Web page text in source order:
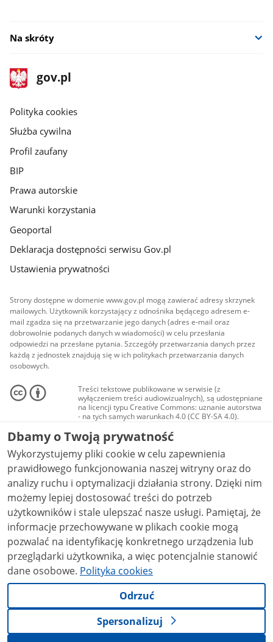
Na skróty
stopka
gov.pl
Strona
gov.pl
gov.pl
Polityka cookies
Służba cywilna
Profil zaufany
BIP
Prawa autorskie
Warunki korzystania
Geoportal
Deklaracja dostępności serwisu Gov.pl
Ustawienia prywatności
Strony dostępne w domenie www.gov.pl mogą zawierać adresy skrzynek
mailowych. Użytkownik korzystający z odnośnika będącego adresem e-
mail zgadza się na przetwarzanie jego danych (adres e-mail oraz
dobrowolnie podanych danych w wiadomości) w celu przesłania
odpowiedzi na przesłane pytania. Szczegóły przetwarzania danych przez
każdą z jednostek znajdują się w ich politykach przetwarzania danych
osobowych.
Treści tekstowe publikowane w serwisie (z
wyłączeniem treści audiowizualnych), są udostępniane
na licencji typu Creative Commons: uznanie autorstwa
- na tych samych warunkach 4.0 (CC BY-SA 4.0).
Materiały audiowizualne, w tym zdjęcia, materiały
audio i wideo, są udostępniane na licencji typu
Creative Commons: uznanie autorstwa użycie
niekomercyjne - bez utworów zależnych 4.0 (CC BY-
NC-ND 4.0), o ile nie jest to stwierdzone inaczej.
Dbamy o Twoją prywatność
Wykorzystujemy pliki cookie w celu zapewnienia
prawidłowego funkcjonowania naszej witryny oraz do
analizy ruchu i optymalizacji działania strony. Dzięki nim
możemy lepiej dostosować treści do potrzeb
użytkowników i stale ulepszać nasze usługi. Pamiętaj, że
informacje przechowywane w plikach cookie mogą
pozwalać na identyfikację konkretnego urządzenia lub
przeglądarki użytkownika, a więc potencjalnie stanowić
dane osobowe. Polityka cookies
Odrzuć
Spersonalizuj